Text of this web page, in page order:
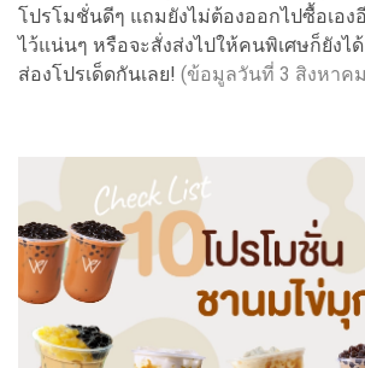
โปรโมชั่นดีๆ แถมยังไม่ต้องออกไปซื้อเอง
ไว้แน่นๆ หรือจะสั่งส่งไปให้คนพิเศษก็ยังไ
ส่องโปรเด็ดกันเลย! (ข้อมูลวันที่ 3 สิงหาค